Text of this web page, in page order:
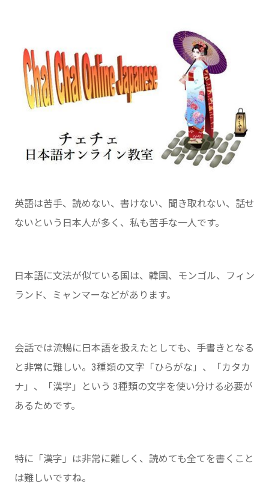
英語は苦手、読めない、書けない、聞き取れない、話せ
ないという日本人が多く、私も苦手な一人です。
日本語に文法が似ている国は、韓国、モンゴル、フィン
ランド、ミャンマーなどがあります。
会話では流暢に日本語を扱えたとしても、手書きとなる
と非常に難しい。3種類の文字「ひらがな」、「カタカ
ナ」、「漢字」という 3種類の文字を使い分ける必要が
あるためです。
特に「漢字」は非常に難しく、読めても全てを書くこと
は難しいですね。